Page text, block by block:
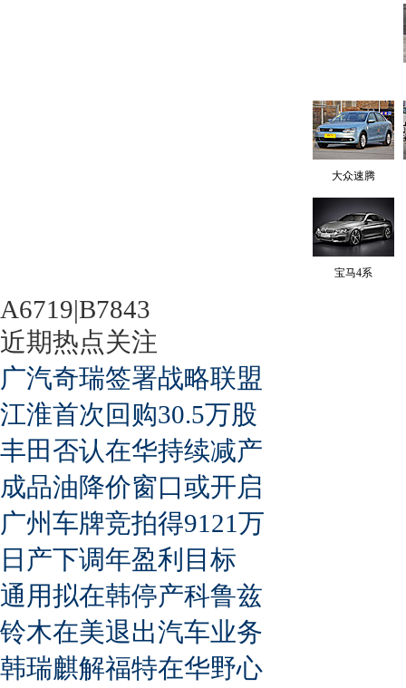
大众速腾
宝马4系
A6719|B7843
近期热点关注
广汽奇瑞签署战略联盟
江淮首次回购30.5万股
丰田否认在华持续减产
成品油降价窗口或开启
广州车牌竞拍得9121万
日产下调年盈利目标
通用拟在韩停产科鲁兹
铃木在美退出汽车业务
韩瑞麒解福特在华野心